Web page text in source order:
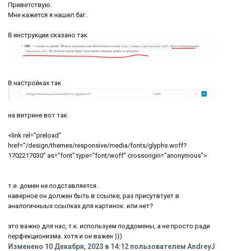
Приветствую.
Мне кажется я нашел баг.
В инструкции сказано так
В настройках так
на витрине вот так
<link rel="preload"
href="/design/themes/responsive/media/fonts/glyphs.woff?
1702217030" as="font" type="font/woff" crossorigin="anonymous">
т.е. домен не подставляется.
наверное он должен быть в ссылке, раз присутвтует в
аналогичныых ссылках для картинок. или нет?
это важно для нас, т.к. используем поддомены, а не просто ради
перфекционизма. хотя и он важен )))
Изменено 10 Декабря, 2023 в 14:12 пользователем AndreyJ